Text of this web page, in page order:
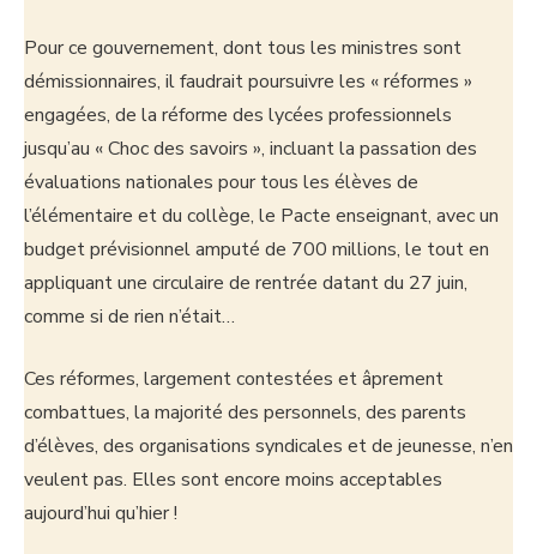
Pour ce gouvernement, dont tous les ministres sont
démissionnaires, il faudrait poursuivre les « réformes »
engagées, de la réforme des lycées professionnels
jusqu’au « Choc des savoirs », incluant la passation des
évaluations nationales pour tous les élèves de
l’élémentaire et du collège, le Pacte enseignant, avec un
budget prévisionnel amputé de 700 millions, le tout en
appliquant une circulaire de rentrée datant du 27 juin,
comme si de rien n’était…
Ces réformes, largement contestées et âprement
combattues, la majorité des personnels, des parents
d’élèves, des organisations syndicales et de jeunesse, n’en
veulent pas. Elles sont encore moins acceptables
aujourd’hui qu’hier !